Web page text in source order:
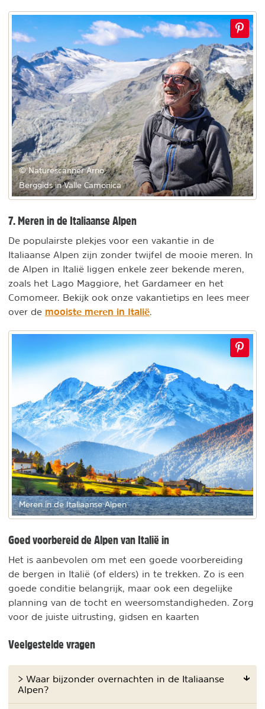
© Naturescanner Arno
Berggids in Valle Camonica
7. Meren in de Italiaanse Alpen
De populairste plekjes voor een vakantie in de
Italiaanse Alpen zijn zonder twijfel de mooie meren. In
de Alpen in Italië liggen enkele zeer bekende meren,
zoals het Lago Maggiore, het Gardameer en het
Comomeer. Bekijk ook onze vakantietips en lees meer
over de mooiste meren in Italië
Meren in de Italiaanse Alpen
Goed voorbereid de Alpen van Italië in
Het is aanbevolen om met een goede voorbereiding
de bergen in Italië (of elders) in te trekken. Zo is een
goede conditie belangrijk, maar ook een degelijke
planning van de tocht en weersomstandigheden. Zorg
voor de juiste uitrusting, gidsen en kaarten
Veelgestelde vragen
> Waar bijzonder overnachten in de Italiaanse
Alpen?